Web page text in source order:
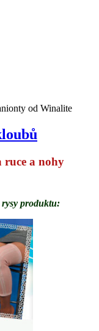
od Winalite
ruce a nohy
produktu: